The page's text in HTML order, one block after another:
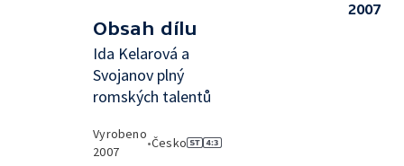
Obsah dílu
Ida Kelarová a
Svojanov plný
romských talentů
Vyrobeno
2007
•Česko
2007